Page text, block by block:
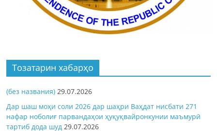
Тозатарин хабарҳо
(без названия) 29.07.2026
Дар шаш моҳи соли 2026 дар шаҳри Ваҳдат нисбати 271
нафар ноболиғ парвандаҳои ҳуқуқвайронкунии маъмурӣ
тартиб дода шуд 29.07.2026